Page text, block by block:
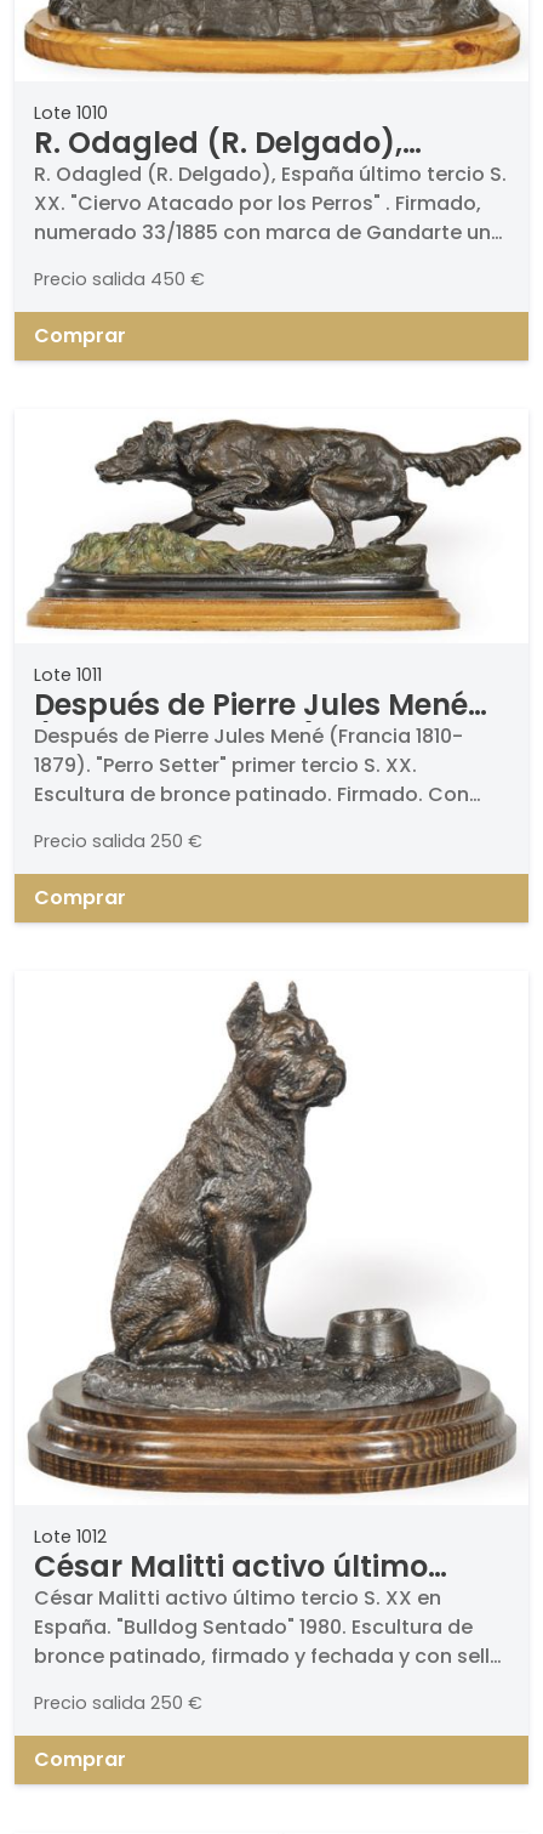
Lote 1010
R. Odagled (R. Delgado),
España último tercio S. XX
R. Odagled (R. Delgado), España último tercio S.
XX. "Ciervo Atacado por los Perros" . Firmado,
numerado 33/1885 con marca de Gandarte una
y objetos de lujo en España en el último tercio
del S. XX.. Con base de madera.. Medidas: 27,5 x
20 x 35 cm
Precio salida 450 €
Comprar
Lote 1011
Después de Pierre Jules Mené
(Francia 1810-1879)
Después de Pierre Jules Mené (Francia 1810-
1879). "Perro Setter" primer tercio S. XX.
Escultura de bronce patinado. Firmado. Con
Precio salida 250 €
Comprar
Lote 1012
César Malitti activo último
tercio S. XX en España
César Malitti activo último tercio S. XX en
España. "Bulldog Sentado" 1980. Escultura de
bronce patinado, firmado y fechada y con sello
Altura: 17,5 cm
Precio salida 250 €
Comprar